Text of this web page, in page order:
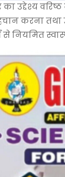
का उद्देश्य
करना तथा
से नियमित